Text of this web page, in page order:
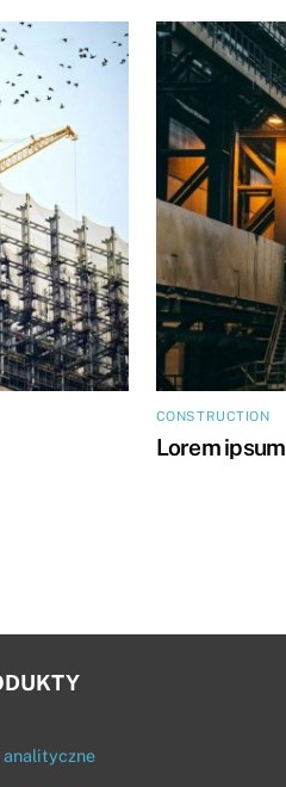
CONSTRUCTION
Lorem ipsum
analityczne